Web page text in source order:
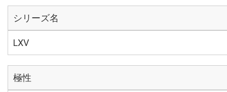
シリーズ名
LXV
極性